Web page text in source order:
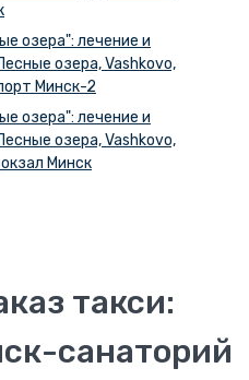
озера": лечение и
озера, Vashkovo,
Минск-2
озера": лечение и
озера, Vashkovo,
Минск
такси:
санаторий